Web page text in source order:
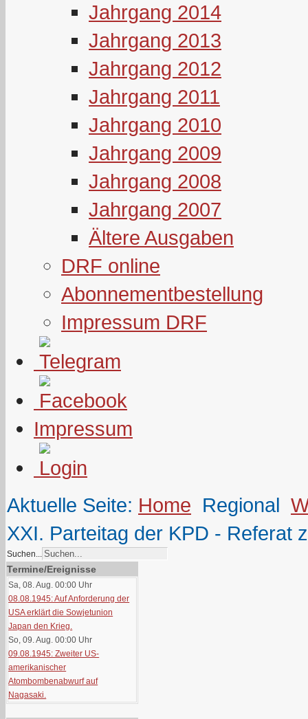
Jahrgang 2014
Jahrgang 2013
Jahrgang 2012
Jahrgang 2011
Jahrgang 2010
Jahrgang 2009
Jahrgang 2008
Jahrgang 2007
Ältere Ausgaben
DRF online
Abonnementbestellung
Impressum DRF
Impressum
Aktuelle Seite: Home Regional
XXI. Parteitag der KPD - Referat
Suchen...
Termine/Ereignisse
Sa, 08. Aug. 00:00 Uhr
08.08.1945: Auf Anforderung der
USA erklärt die Sowjetunion
Japan den Krieg.
So, 09. Aug. 00:00 Uhr
09.08.1945: Zweiter US-
amerikanischer
Atombombenabwurf auf
Nagasaki.